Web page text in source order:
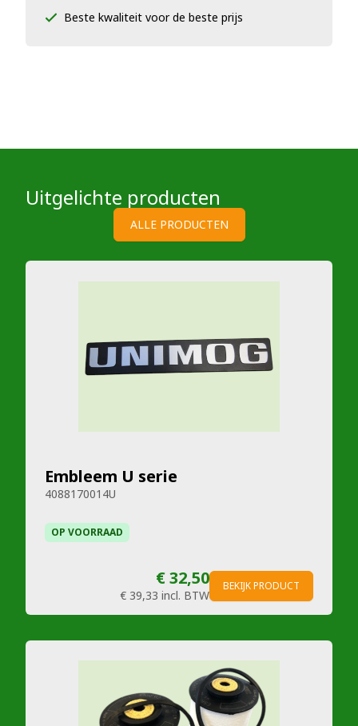
Beste kwaliteit voor de beste prijs
Uitgelichte producten
ALLE PRODUCTEN
Embleem U serie
4088170014U
OP VOORRAAD
€ 32,50
€ 39,33 incl. BTW
BEKIJK PRODUCT